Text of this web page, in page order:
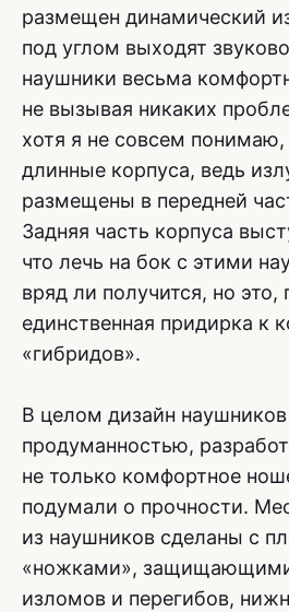
размещен динамический
под углом выходят
наушники весьма
не вызывая никаких
хотя я не совсем
длинные корпуса, ведь
размещены в передней
Задняя часть корпуса
что лечь на бок с этими
вряд ли получится, но это,
единственная придирка к
«гибридов».
В целом дизайн наушников
продуманностью,
не только комфортное
подумали о прочности.
из наушников сделаны с
«ножками»,
изломов и перегибов,